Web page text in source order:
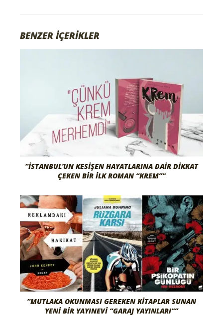
BENZER İÇERİKLER
“İSTANBUL’UN KESIŞEN HAYATLARINA DAIR DIKKAT
ÇEKEN BIR İLK ROMAN “KREM””
“MUTLAKA OKUNMASI GEREKEN KITAPLAR SUNAN
YENI BIR YAYINEVI “GARAJ YAYINLARI””